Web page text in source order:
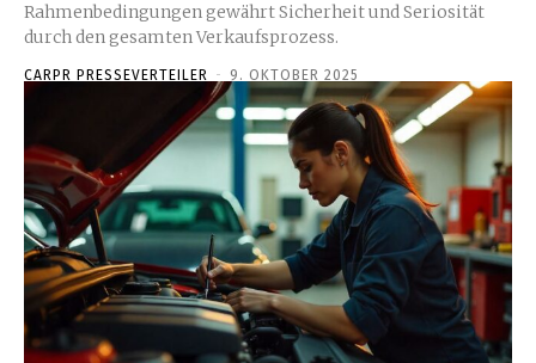
Rahmenbedingungen gewährt Sicherheit und Seriosität
durch den gesamten Verkaufsprozess.
CARPR PRESSEVERTEILER - 9. OKTOBER 2025